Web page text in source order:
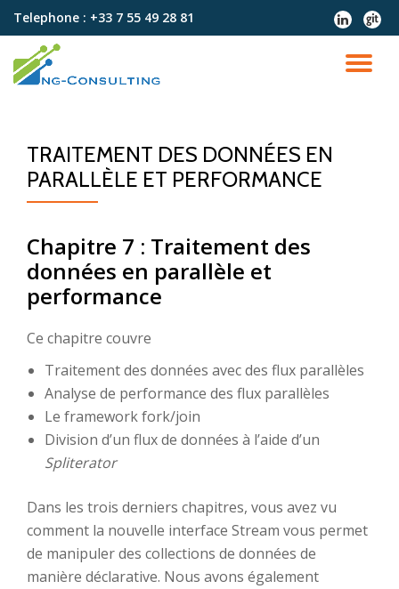
contenu
Telephone : +33 7 55 49 28 81
fa-
linkedin
fa-
git
TRAITEMENT DES DONNÉES EN
PARALLÈLE ET PERFORMANCE
Chapitre 7 : Traitement des
données en parallèle et
performance
Ce chapitre couvre
Traitement des données avec des flux parallèles
Analyse de performance des flux parallèles
Le framework fork/join
Division d’un flux de données à l’aide d’un
Spliterator
Dans les trois derniers chapitres, vous avez vu
comment la nouvelle interface Stream vous permet
de manipuler des collections de données de
manière déclarative. Nous avons également